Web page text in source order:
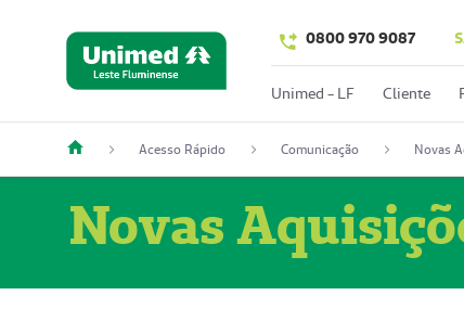
0800 970 9087
Unimed - LF Cliente
Acesso Rápido Comunicação Novas
Novas